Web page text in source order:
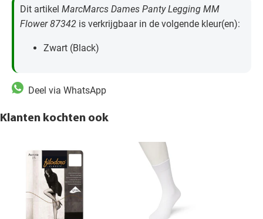
Dit artikel MarcMarcs Dames Panty Legging MM
Flower 87342 is verkrijgbaar in de volgende kleur(en):
Zwart (Black)
Deel via WhatsApp
Klanten kochten ook